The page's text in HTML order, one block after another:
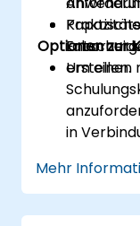
erstellen.
Optionen zur
Um einen
in
Mehr